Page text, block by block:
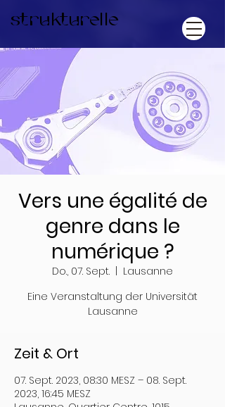
strukturelle
Vers une égalité de
genre dans le
numérique ?
Do., 07. Sept.
Lausanne
Eine Veranstaltung der Universität
Lausanne
Zeit & Ort
07. Sept. 2023, 08:30 MESZ – 08. Sept.
2023, 16:45 MESZ